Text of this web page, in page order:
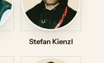
Stefan Kienzl